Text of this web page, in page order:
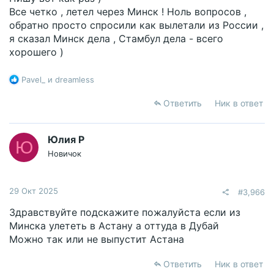
Все четко , летел через Минск ! Ноль вопросов ,
обратно просто спросили как вылетали из России ,
я сказал Минск дела , Стамбул дела - всего
хорошего )
Р
ц
и
и
Pavel_ и dreamless
Ответить Ник в ответ
Ю Юлия Р
Новичок
29 Окт 2025 #3,966
Здравствуйте подскажите пожалуйста если из
Минска улететь в Астану а оттуда в Дубай
Можно так или не выпустит Астана
Ответить Ник в ответ